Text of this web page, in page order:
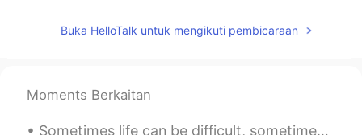
ERIKO 2021.01.04 11:30
そうで、かわいいケーキですね🥰
kazuhiko 2021.01.04 11:20
Buka HelloTalk untuk mengikuti pembicaraan
Moments Berkaitan
Sometimes life can be difficult, sometimes we feel like giving up. But, it’s important to remembe...